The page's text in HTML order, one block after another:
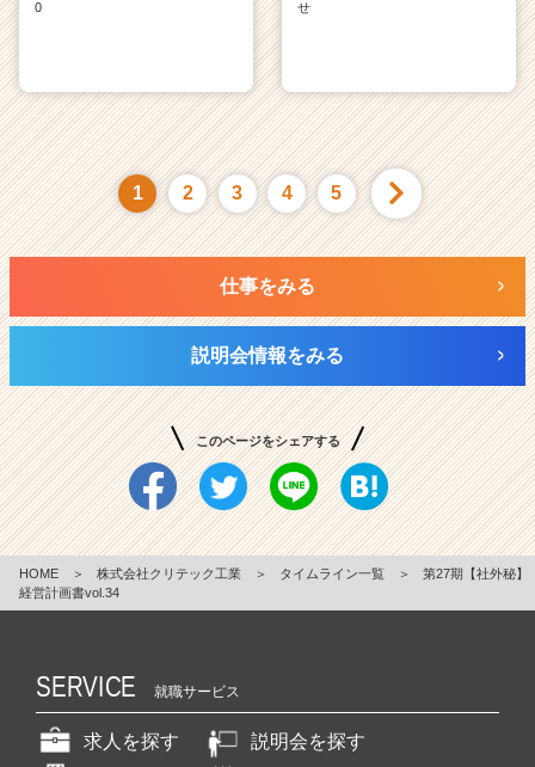
0
せ
1 2 3 4 5
仕事をみる
説明会情報をみる
このページをシェアする
HOME ＞ 株式会社クリテック工業 ＞ タイムライン一覧 ＞
第27期【社外秘】
経営計画書vol.34
SERVICE 就職サービス
求人を探す
説明会を探す